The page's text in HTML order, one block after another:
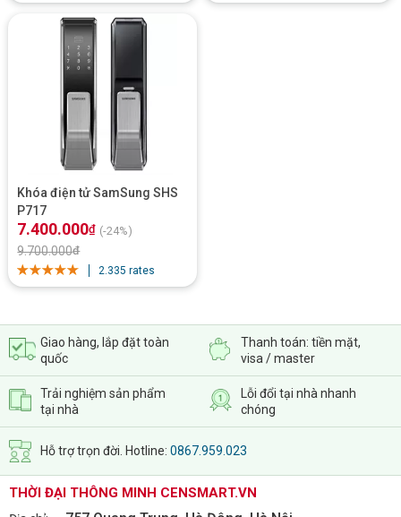
Khóa điện tử SamSung SHS
P717
7.400.000₫ (-24%)
9.700.000₫
2.335 rates
Giao hàng, lắp đặt toàn
quốc
Thanh toán: tiền mặt,
visa / master
Trải nghiệm sản phẩm
tại nhà
Lỗi đổi tại nhà nhanh
chóng
Hỗ trợ trọn đời. Hotline: 0867.959.023
THỜI ĐẠI THÔNG MINH CENSMART.VN